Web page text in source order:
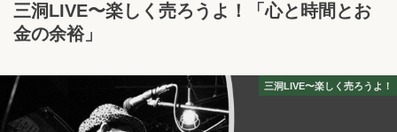
三洞LIVE〜楽しく売ろうよ！「心と時間とお
金の余裕」
三洞LIVE〜楽しく売ろうよ！